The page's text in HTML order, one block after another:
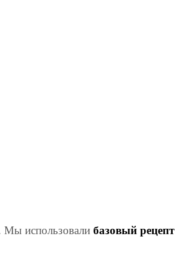
Мы использовали базовый рецепт